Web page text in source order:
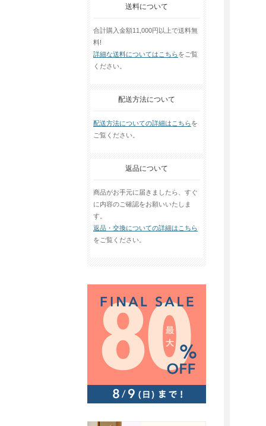
送料について
合計購入金額11,000円以上で送料無
料!
詳細な送料についてはこちらをご覧
ください。
配送方法について
配送方法についての詳細はこちらを
ご覧ください。
返品について
商品がお手元に届きましたら、すぐ
に内容のご確認をお願いいたしま
す。
返品・交換についての詳細はこちら
をご覧ください。